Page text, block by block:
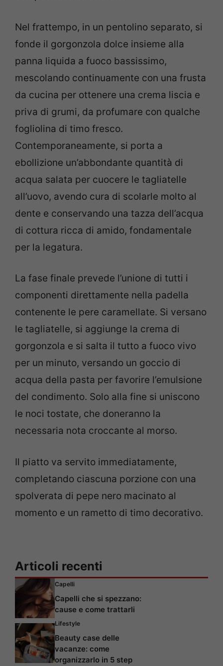
Nel frattempo, in un pentolino separato, si
fonde il gorgonzola dolce insieme alla
panna liquida a fuoco bassissimo,
mescolando continuamente con una frusta
da cucina per ottenere una crema liscia e
priva di grumi, da profumare con qualche
fogliolina di timo fresco.
Contemporaneamente, si porta a
ebollizione un’abbondante quantità di
acqua salata per cuocere le tagliatelle
all’uovo, avendo cura di scolarle molto al
dente e conservando una tazza dell’acqua
di cottura ricca di amido, fondamentale
per la legatura.
La fase finale prevede l’unione di tutti i
componenti direttamente nella padella
contenente le pere caramellate. Si versano
le tagliatelle, si aggiunge la crema di
gorgonzola e si salta il tutto a fuoco vivo
per un minuto, versando un goccio di
acqua della pasta per favorire l’emulsione
del condimento. Solo alla fine si uniscono
le noci tostate, che doneranno la
necessaria nota croccante al morso.
Il piatto va servito immediatamente,
completando ciascuna porzione con una
spolverata di pepe nero macinato al
momento e un rametto di timo decorativo.
Articoli recenti
Capelli
Capelli che si spezzano:
cause e come trattarli
Lifestyle
Beauty case delle
vacanze: come
organizzarlo in 5 step